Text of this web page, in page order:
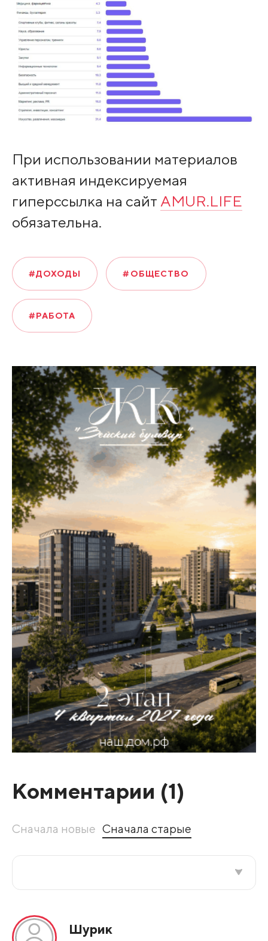
При использовании материалов
активная индексируемая
гиперссылка на сайт AMUR.LIFE
обязательна.
#ДОХОДЫ #ОБЩЕСТВО
#РАБОТА
Комментарии (1)
Сначала новые Сначала старые
Шурик